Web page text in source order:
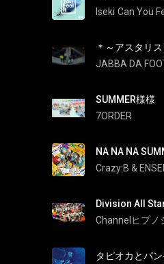
Iseki Can You
＊～アスタリ
JABBA DA
SUMMER様様
7ORDER
NA NA NA
Crazy:B &
Division All
Channelヒプノ
タピオカとパ